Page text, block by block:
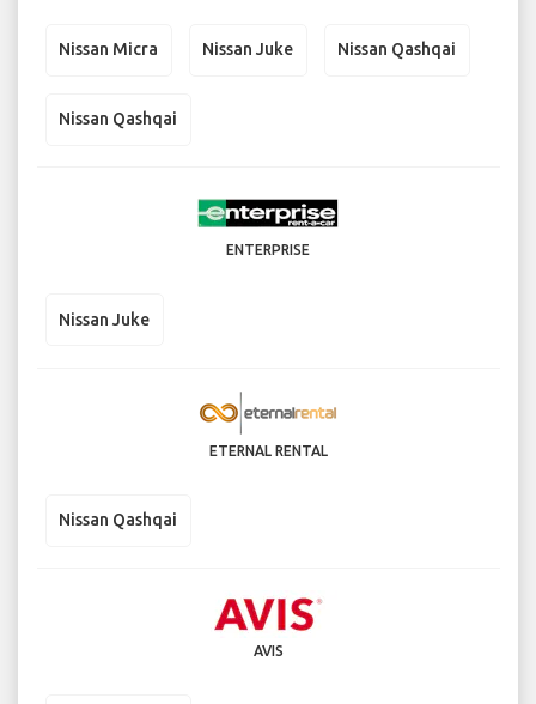
Nissan Micra Nissan Juke Nissan Qashqai
Nissan Qashqai
ENTERPRISE
Nissan Juke
ETERNAL RENTAL
Nissan Qashqai
AVIS